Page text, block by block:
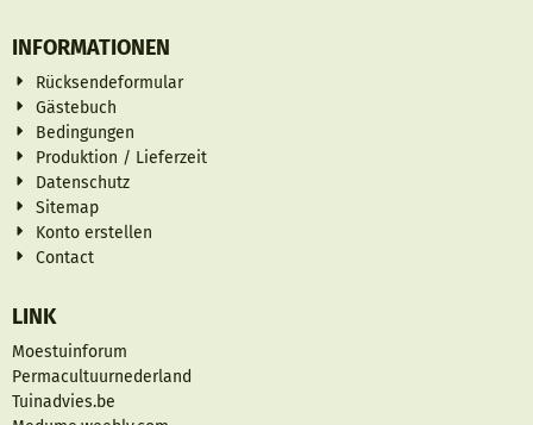
INFORMATIONEN
Rücksendeformular
Gästebuch
Bedingungen
Produktion / Lieferzeit
Datenschutz
Sitemap
Konto erstellen
Contact
LINK
Moestuinforum
Permacultuurnederland
Tuinadvies.be